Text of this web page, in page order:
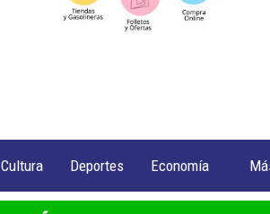
Cultura Deportes Economía